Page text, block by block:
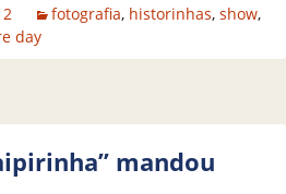
fotografia, historinhas, show,
day
mandou